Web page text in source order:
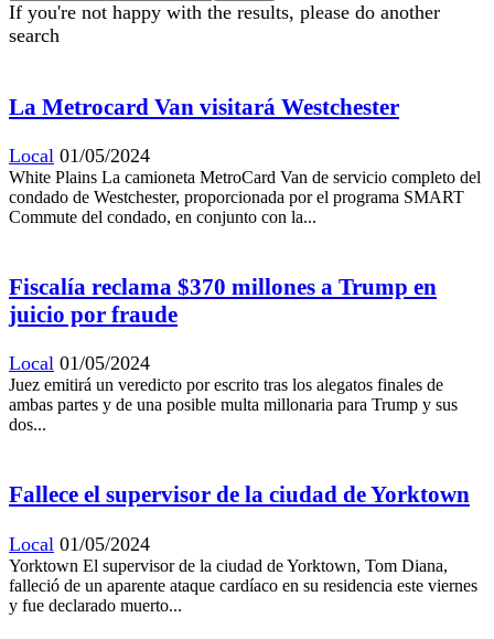
If you're not happy with the results, please do another
search
La Metrocard Van visitará Westchester
Local 01/05/2024
White Plains La camioneta MetroCard Van de servicio completo del
condado de Westchester, proporcionada por el programa SMART
Commute del condado, en conjunto con la...
Fiscalía reclama $370 millones a Trump en
juicio por fraude
Local 01/05/2024
Juez emitirá un veredicto por escrito tras los alegatos finales de
ambas partes y de una posible multa millonaria para Trump y sus
dos...
Fallece el supervisor de la ciudad de Yorktown
Local 01/05/2024
Yorktown El supervisor de la ciudad de Yorktown, Tom Diana,
falleció de un aparente ataque cardíaco en su residencia este viernes
y fue declarado muerto...